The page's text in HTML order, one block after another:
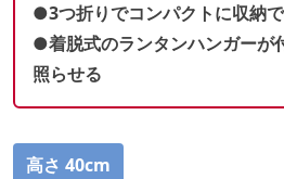
●3つ折りでコンパクトに収納
●着脱式のランタンハンガーが
照らせる
高さ 40cm